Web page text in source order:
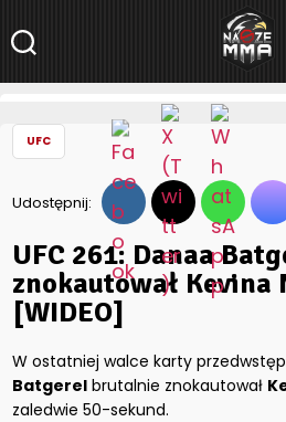
»Aktualności Świat
Batgerel brutalnie znokautował
UFC
Udostępnij:
UFC 261: Danaa
znokautował
[WIDEO]
W ostatniej walce karty
Batgerel brutalnie znokautował
zaledwie 50-sekund.